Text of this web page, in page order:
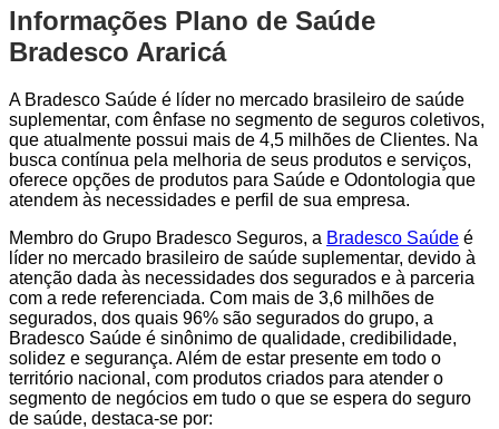
Informações Plano de Saúde
Bradesco Araricá
A Bradesco Saúde é líder no mercado brasileiro de saúde
suplementar, com ênfase no segmento de seguros coletivos,
que atualmente possui mais de 4,5 milhões de Clientes. Na
busca contínua pela melhoria de seus produtos e serviços,
oferece opções de produtos para Saúde e Odontologia que
atendem às necessidades e perfil de sua empresa.
Membro do Grupo Bradesco Seguros, a Bradesco Saúde é
líder no mercado brasileiro de saúde suplementar, devido à
atenção dada às necessidades dos segurados e à parceria
com a rede referenciada. Com mais de 3,6 milhões de
segurados, dos quais 96% são segurados do grupo, a
Bradesco Saúde é sinônimo de qualidade, credibilidade,
solidez e segurança. Além de estar presente em todo o
território nacional, com produtos criados para atender o
segmento de negócios em tudo o que se espera do seguro
de saúde, destaca-se por: